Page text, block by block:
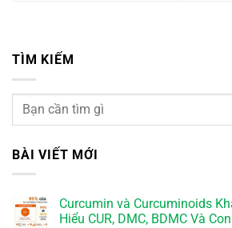
TÌM KIẾM
BÀI VIẾT MỚI
Curcumin và Curcuminoids
Hiểu CUR, DMC, BDMC Và